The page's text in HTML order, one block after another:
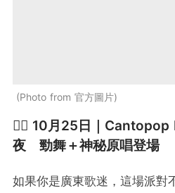
Photo from 官方圖片
🧛‍♀️ 10月25日｜
夜 勁舞＋神秘原唱登場
如果你是廣東歌迷，這場派對